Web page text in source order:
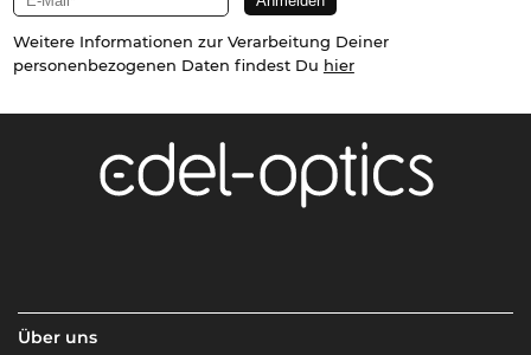
Weitere Informationen zur Verarbeitung Deiner
personenbezogenen Daten findest Du hier
Über uns